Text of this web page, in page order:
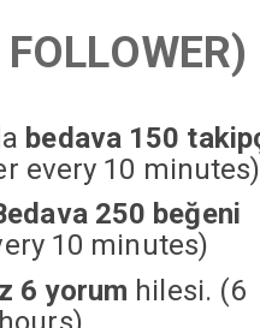
FOLLOWER)
bedava 150
every 10 minutes)
250 beğeni
10 minutes)
6 yorum hilesi. (6